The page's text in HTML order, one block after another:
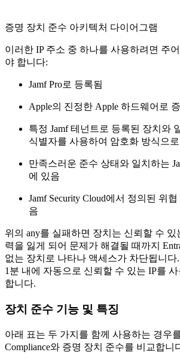
증명 장치 준수 아키텍처 다이어그램
이러한 IP 주소 중 하나를 사용하려면 주
야 합니다:
Jamf Pro로 등록됨
Apple의 진정한 Apple 하드웨어로
특정 Jamf 테넌트로 등록된 장치와
식별자를 사용하여 암호화 방식으
만족스러운 준수 상태와 일치하는
에 있음
Jamf Security Cloud에서 정의된 위
음
위의 any를 실패하면 장치는 신뢰할 수 있
력을 잃게 되어 문제가 해결될 때까지
없는 장치로 나타나 액세스가 차단됩니
1분 내에 자동으로 신뢰할 수 있는 IP를
합니다.
장치 준수 기능 및 특징
아래 표는 두 가지를 함께 사용하는 경우
Compliance와 증명 장치 준수를 비교합니